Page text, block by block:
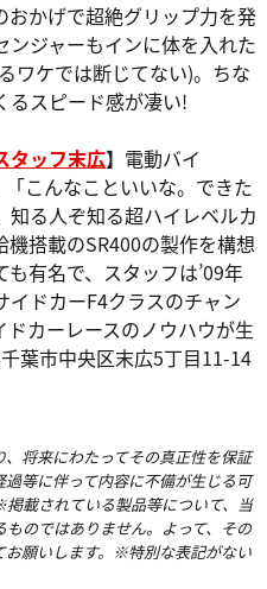
かげで超絶グリップ力を発
ジャーもインに体を入れた
ワケでは断じてない)。ちな
るスピード感が凄い!
タッフ末広】 電動バイ
こんなこといいな。できた
知る人ぞ知る超ハイレベルカ
搭載のSR400の製作を構想
有名で、スタッフは’09年
ドカーF4クラスのチャン
カーレースのノウハウが生
葉市中央区末広5丁目11-14
将来にわたってその真正性を保証
等に伴って内容に不備が生じる可
載されている製品等について、当
のではありません。よって、その
お願いします。※特別な表記がない